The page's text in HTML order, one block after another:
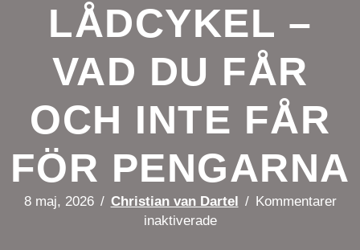
LÅDCYKEL –
VAD DU FÅR
OCH INTE FÅR
FÖR PENGARNA
8 maj, 2026 / Christian van Dartel / Kommentarer
inaktiveradeför